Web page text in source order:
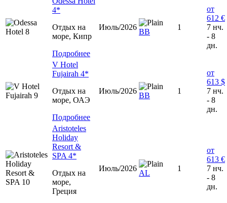
4*
Отдых на
море, Кипр
Подробнее
Июль/2026
BB
1
от
612 €
7 нч.
- 8
дн.
V Hotel
Fujairah 4*
Отдых на
море, ОАЭ
Подробнее
Июль/2026
ВВ
1
от
613 $
7 нч.
- 8
дн.
Aristoteles
Holiday
Resort &
SPA 4*
Отдых на
море,
Греция
Июль/2026
AL
1
от
613 €
7 нч.
- 8
дн.